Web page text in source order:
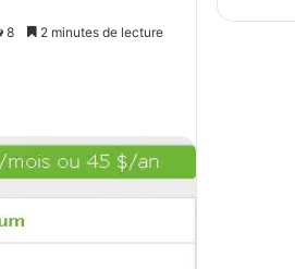
8 2 minutes de lecture